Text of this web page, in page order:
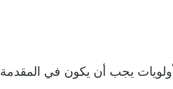
يجب أن يكون في المقدمة